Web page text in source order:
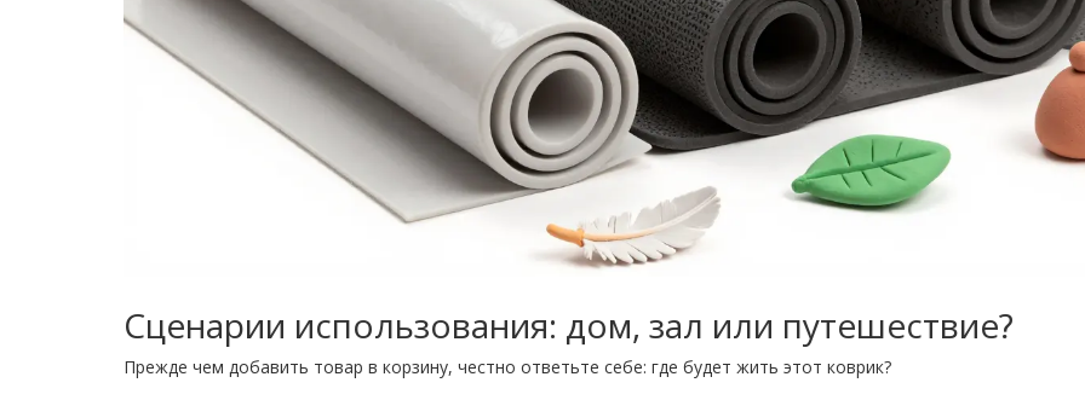
Сценарии использования: дом, зал или путешествие?
Прежде чем добавить товар в корзину, честно ответьте себе: где будет жить этот коврик?